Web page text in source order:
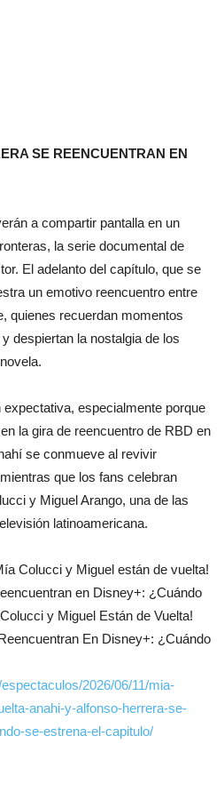
SE REENCUENTRAN EN
a compartir pantalla en un
la serie documental de
El adelanto del capítulo, que se
un emotivo reencuentro entre
quienes recuerdan momentos
despiertan la nostalgia de los
expectativa, especialmente porque
la gira de reencuentro de RBD en
se conmueve al revivir
que los fans celebran
y Miguel Arango, una de las
latinoamericana.
Colucci y Miguel están de vuelta!
en Disney+: ¿Cuándo
y Miguel Están de Vuelta!
En Disney+: ¿Cuándo
2026/06/11/mia-
anahi-y-alfonso-herrera-se-
se-estrena-el-capitulo/